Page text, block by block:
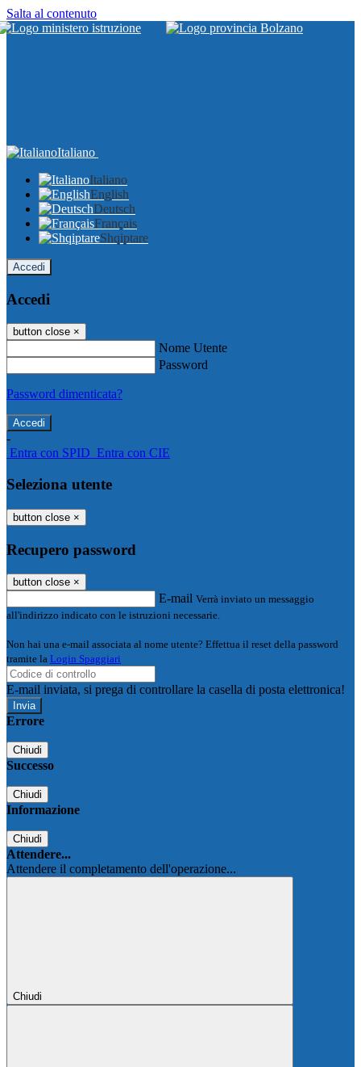
Salta al contenuto
Italiano
Italiano
English
Deutsch
Français
Shqiptare
Accedi
Accedi
button close ×
Nome Utente
Password
Password dimenticata?
-
Entra con SPID Entra con CIE
Seleziona utente
button close ×
Recupero password
button close ×
E-mail Verrà inviato un messaggio
all'indirizzo indicato con le istruzioni necessarie.
Non hai una e-mail associata al nome utente? Effettua il reset della password
tramite la Login Spaggiari
E-mail inviata, si prega di controllare la casella di posta elettronica!
Errore
Chiudi
Successo
Chiudi
Informazione
Chiudi
Attendere...
Attendere il completamento dell'operazione...
Chiudi